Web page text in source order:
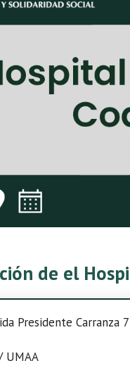
de el
Presidente Carranza
UMAA